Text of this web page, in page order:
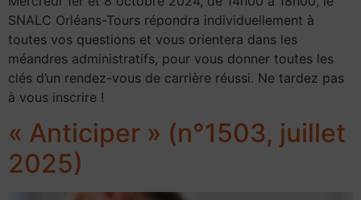
SNALC Orléans-Tours répondra individuellement à
toutes vos questions et vous orientera dans les
méandres administratifs, pour vous donner toutes les
clés d’un rendez-vous de carrière réussi. Ne tardez pas
à vous inscrire !
« Anticiper » (n°1503, juillet
2025)